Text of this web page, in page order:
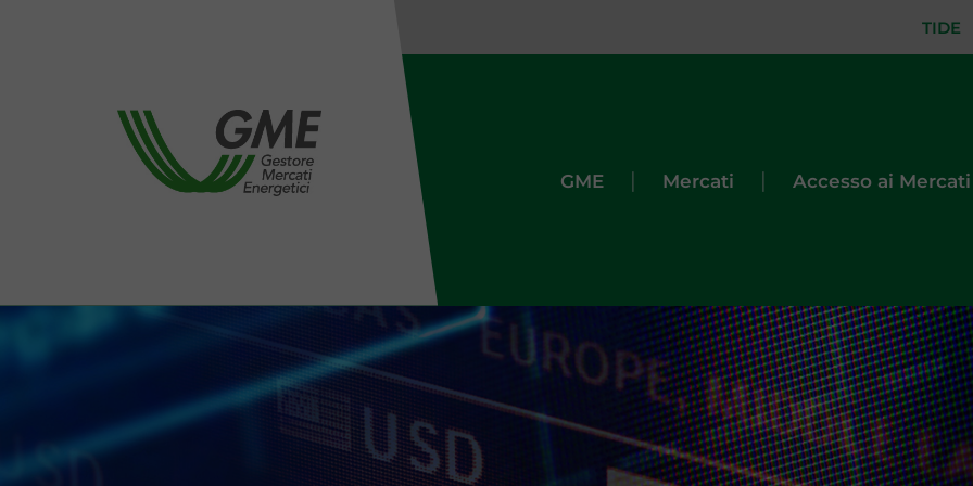
TIDE
GME | Mercati | Accesso ai Mercati